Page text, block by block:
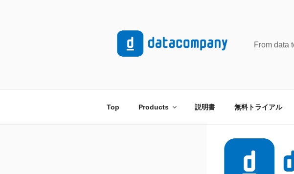
From data
Top Products 説明書 無料トライアル